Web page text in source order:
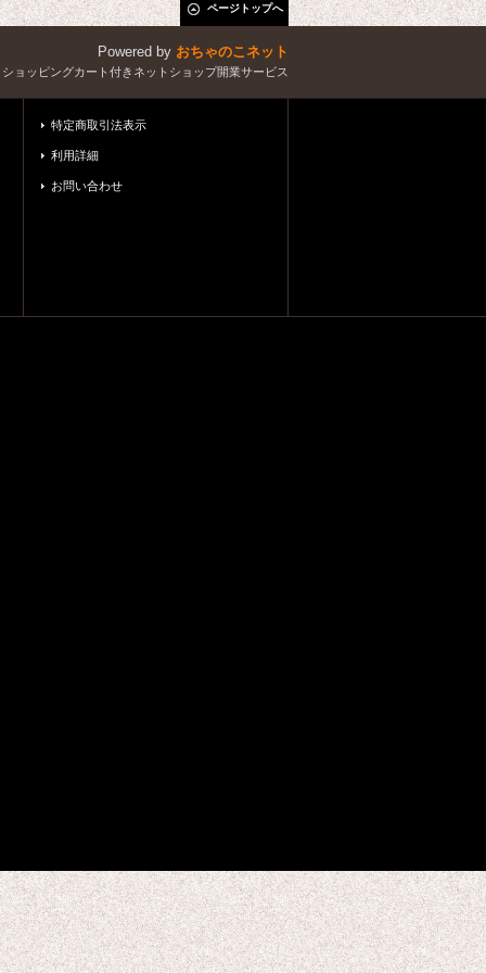
ページトップへ
Powered by おちゃのこネット
ョッピングカート付きネットショップ開業サービス
特定商取引法表示
利用詳細
お問い合わせ